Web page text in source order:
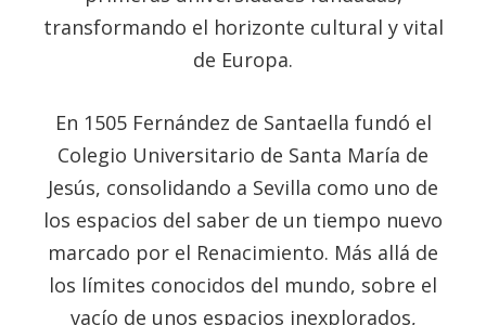
transformando el horizonte cultural y vital
de Europa.
En 1505 Fernández de Santaella fundó el
Colegio Universitario de Santa María de
Jesús, consolidando a Sevilla como uno de
los espacios del saber de un tiempo nuevo
marcado por el Renacimiento. Más allá de
los límites conocidos del mundo, sobre el
vacío de unos espacios inexplorados,